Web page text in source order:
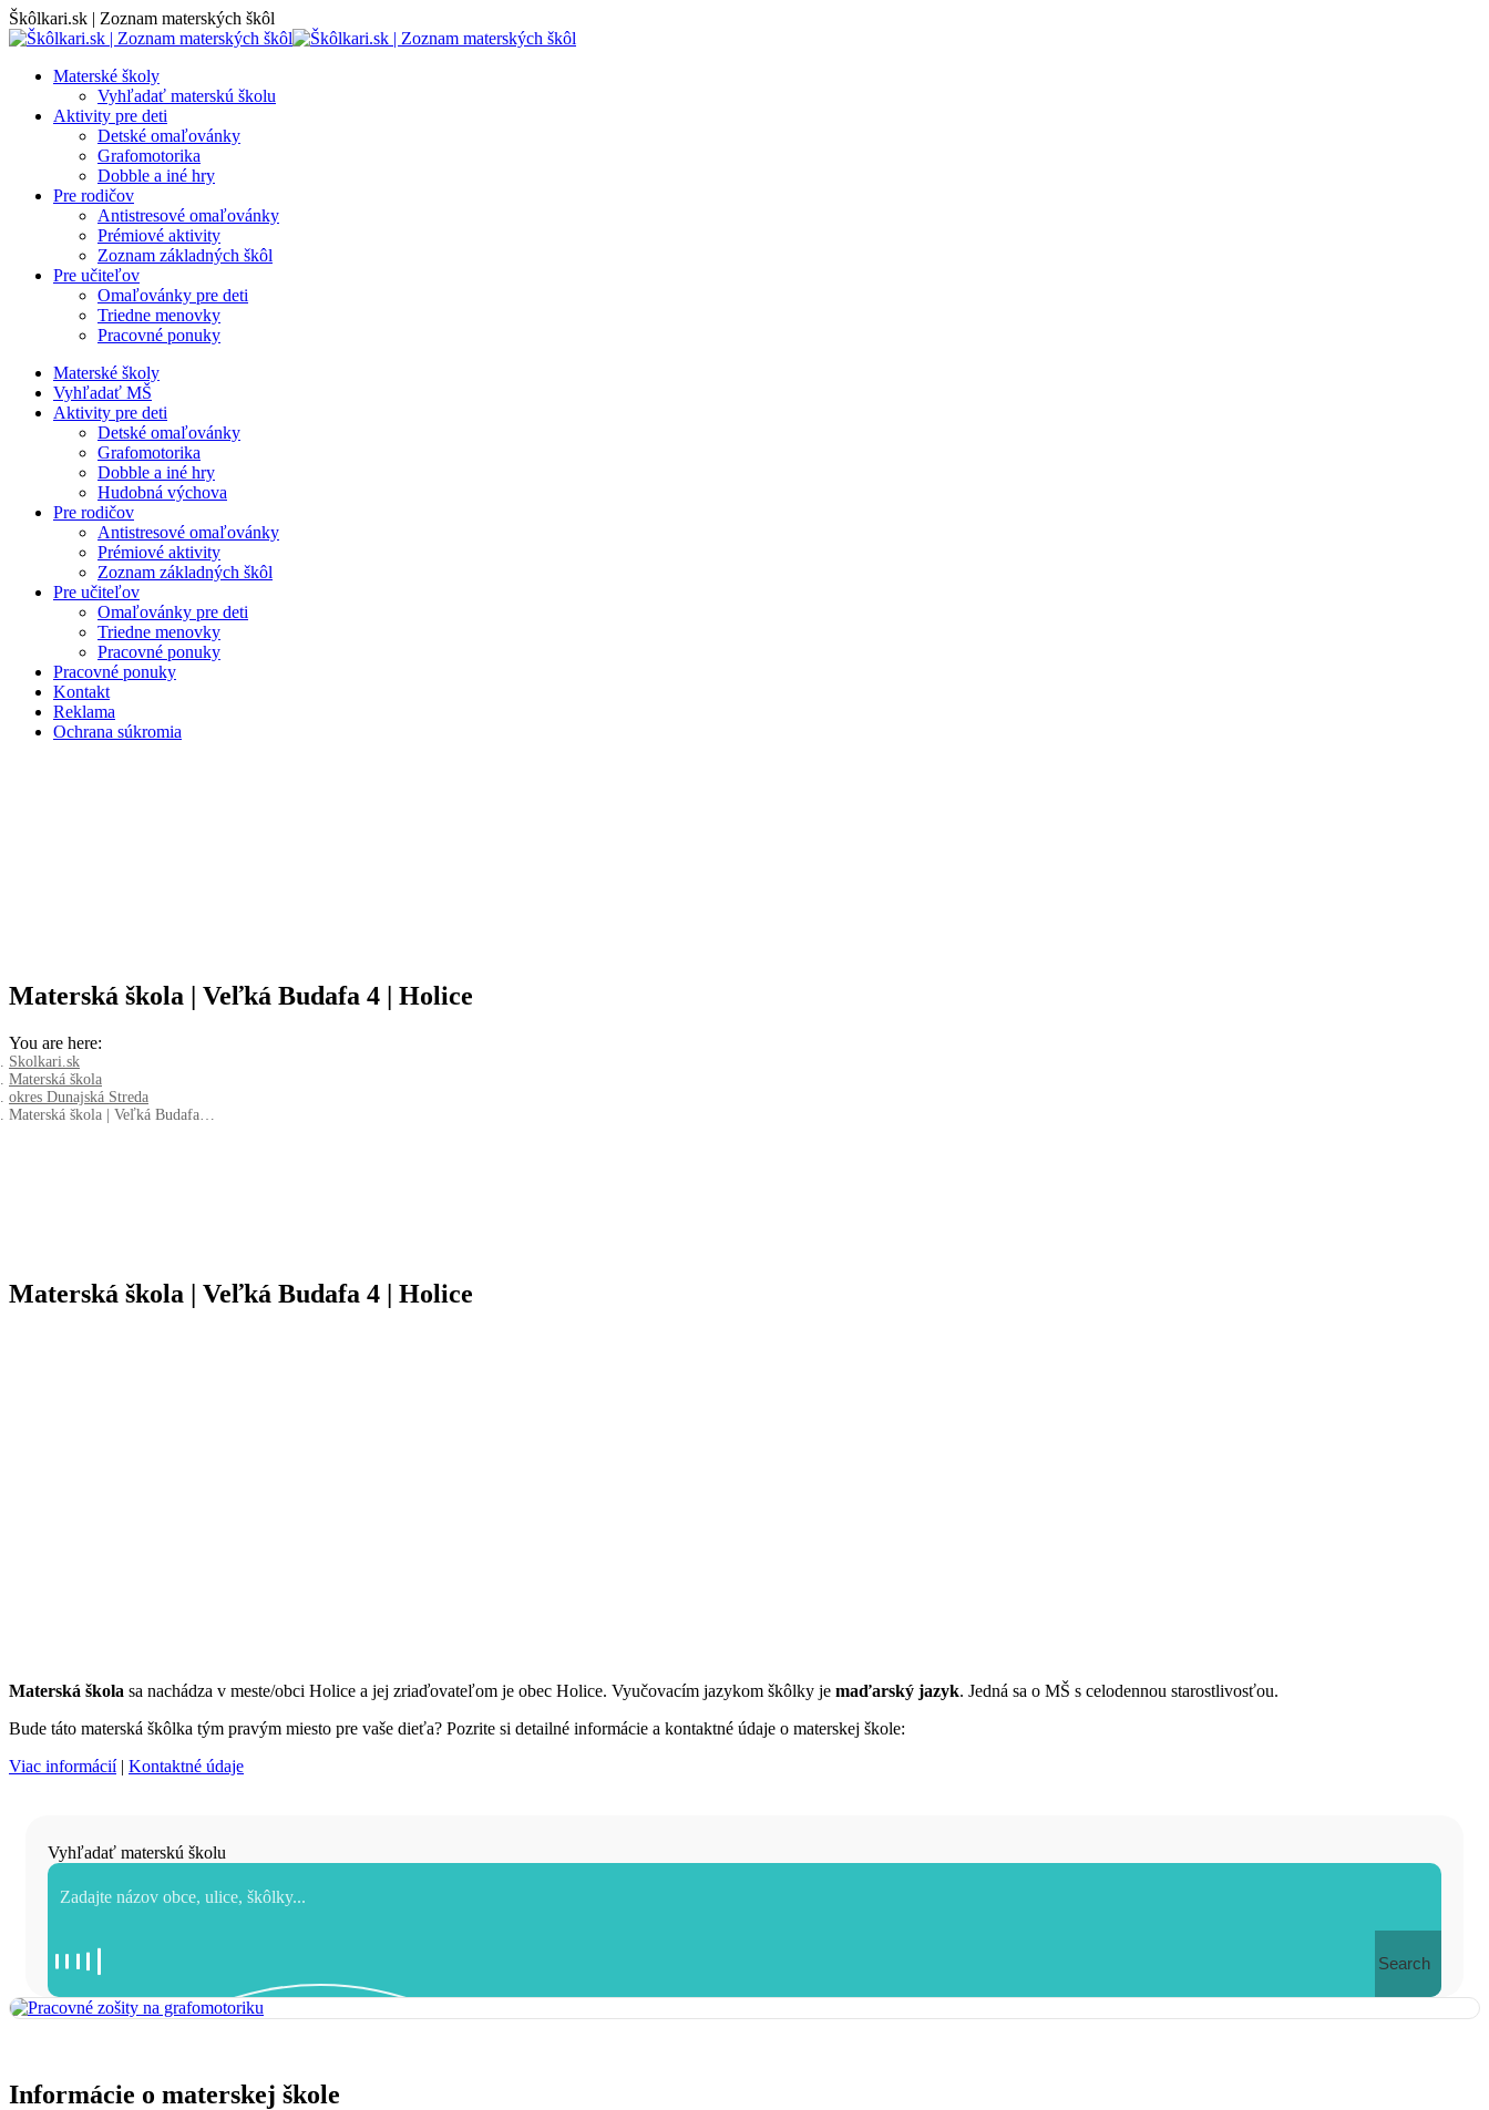
Skip
to
Škôlkari.sk | Zoznam materských škôl
Materské školy
Vyhľadať materskú školu
Aktivity pre deti
Detské omaľovánky
Grafomotorika
Dobble a iné hry
Pre rodičov
Antistresové omaľovánky
Prémiové aktivity
Zoznam základných škôl
Pre učiteľov
Omaľovánky pre deti
Triedne menovky
Pracovné ponuky
Materské školy
Vyhľadať MŠ
Aktivity pre deti
Detské omaľovánky
Grafomotorika
Dobble a iné hry
Hudobná výchova
Pre rodičov
Antistresové omaľovánky
Prémiové aktivity
Zoznam základných škôl
Pre učiteľov
Omaľovánky pre deti
Triedne menovky
Pracovné ponuky
Pracovné ponuky
Kontakt
Reklama
Ochrana súkromia
Materská škola | Veľká Budafa 4 | Holice
You are here:
Skolkari.sk
Materská škola
okres Dunajská Streda
Materská škola | Veľká Budafa…
Materská škola | Veľká Budafa 4 | Holice
Materská škola sa nachádza v meste/obci Holice a jej zriaďovateľom je obec Holice. Vyučovacím jazykom škôlky je maďarský jazyk. Jedná sa o MŠ s celodennou starostlivosťou.
Bude táto materská škôlka tým pravým miesto pre vaše dieťa? Pozrite si detailné informácie a kontaktné údaje o materskej škole:
Viac informácií| Kontaktné údaje
Vyhľadať materskú školu
Search
Informácie o materskej škole